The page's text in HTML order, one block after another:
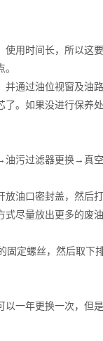
用时间长，所以这
通过油位视窗及油
。如果没进行保养
污过滤器更换→真空
油口密封盖，然后
尽量放出更多的废油
定螺丝，然后取下
一年更换一次，但